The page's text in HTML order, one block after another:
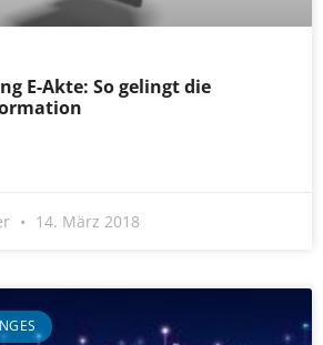
E-Akte: So gelingt die
14. März 2018